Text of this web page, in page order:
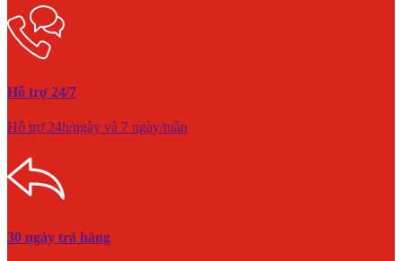
Hỗ trợ 24/7
Hỗ trợ 24h/ngày và 7 ngày/tuần
30 ngày trả hàng